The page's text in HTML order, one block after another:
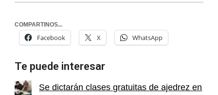
COMPARTINOS...
Facebook X WhatsApp
Te puede interesar
Se dictarán clases gratuitas de ajedrez en